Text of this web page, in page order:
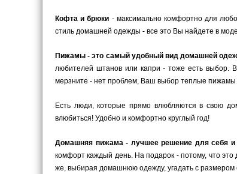
Кофта и брюки - максимально комфортно для
стиль домашней одежды - все это Вы найдете в
Пижамы - это самый удобный вид домашней
любителей штанов или капри - тоже есть выбор.
мерзните - нет проблем, Ваш выбор теплые пижамы
Есть люди, которые прямо влюбляются в свою
влюбиться! Удобно и комфортно круглый год!
Домашняя пижама - лучшее решение для себя и
комфорт каждый день. На подарок - потому, что
же, выбирая домашнюю одежду, угадать с размером